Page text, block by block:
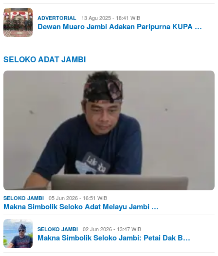
ADVERTORIAL 13 Agu 2025 - 18:41 WIB
Dewan Muaro Jambi Adakan Paripurna KUPA …
SELOKO ADAT JAMBI
SELOKO JAMBI 05 Jun 2026 - 16:51 WIB
Makna Simbolik Seloko Adat Melayu Jambi …
SELOKO JAMBI 02 Jun 2026 - 13:47 WIB
Makna Simbolik Seloko Jambi: Petai Dak B…